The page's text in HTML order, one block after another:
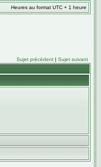
Heures au format UTC + 1 heure
Sujet précédent | Sujet suivant